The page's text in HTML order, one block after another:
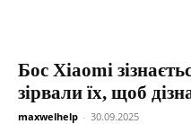
Бос Xiaomi
зірвали їх, щоб
maxwelhelp - 30.09.2025